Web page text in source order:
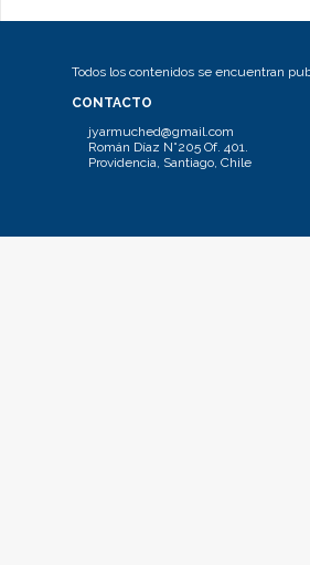
Todos los contenidos se encuentran
CONTACTO
jyarmuched@gmail.com
Román Díaz N°205 Of. 401.
Providencia, Santiago, Chile